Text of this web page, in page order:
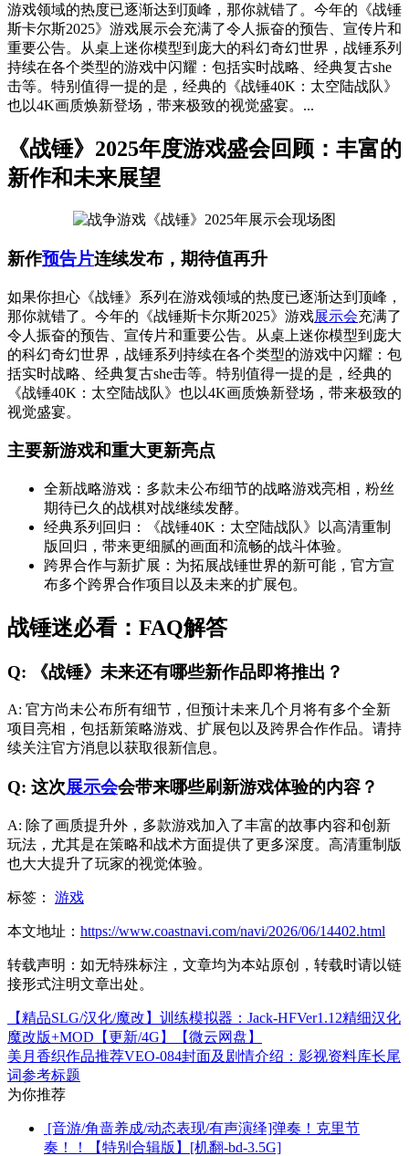
游戏领域的热度已逐渐达到顶峰，那你就错了。今年的《战锤
斯卡尔斯2025》游戏展示会充满了令人振奋的预告、宣传片和
重要公告。从桌上迷你模型到庞大的科幻奇幻世界，战锤系列
持续在各个类型的游戏中闪耀：包括实时战略、经典复古she
击等。特别值得一提的是，经典的《战锤40K：太空陆战队》
也以4K画质焕新登场，带来极致的视觉盛宴。...
《战锤》2025年度游戏盛会回顾：丰富的
新作和未来展望
新作预告片连续发布，期待值再升
如果你担心《战锤》系列在游戏领域的热度已逐渐达到顶峰，
那你就错了。今年的《战锤斯卡尔斯2025》游戏展示会充满了
令人振奋的预告、宣传片和重要公告。从桌上迷你模型到庞大
的科幻奇幻世界，战锤系列持续在各个类型的游戏中闪耀：包
括实时战略、经典复古she击等。特别值得一提的是，经典的
《战锤40K：太空陆战队》也以4K画质焕新登场，带来极致的
视觉盛宴。
主要新游戏和重大更新亮点
全新战略游戏：多款未公布细节的战略游戏亮相，粉丝
期待已久的战棋对战继续发酵。
经典系列回归：《战锤40K：太空陆战队》以高清重制
版回归，带来更细腻的画面和流畅的战斗体验。
跨界合作与新扩展：为拓展战锤世界的新可能，官方宣
布多个跨界合作项目以及未来的扩展包。
战锤迷必看：FAQ解答
Q: 《战锤》未来还有哪些新作品即将推出？
A: 官方尚未公布所有细节，但预计未来几个月将有多个全新
项目亮相，包括新策略游戏、扩展包以及跨界合作作品。请持
续关注官方消息以获取很新信息。
Q: 这次展示会会带来哪些刷新游戏体验的内容？
A: 除了画质提升外，多款游戏加入了丰富的故事内容和创新
玩法，尤其是在策略和战术方面提供了更多深度。高清重制版
也大大提升了玩家的视觉体验。
标签： 游戏
本文地址： https://www.coastnavi.com/navi/2026/06/14402.html
转载声明： 如无特殊标注，文章均为本站原创，转载时请以链
接形式注明文章出处。
【精品SLG/汉化/魔改】训练模拟器：Jack-HFVer1.12精细汉化
魔改版+MOD【更新/4G】【微云网盘】
美月香织作品推荐VEO-084封面及剧情介绍：影视资料库长尾
词参考标题
为你推荐
[音游/角啬养成/动态表现/有声演绎]弹奏！克里节
奏！！【特别合辑版】[机翻-bd-3.5G]